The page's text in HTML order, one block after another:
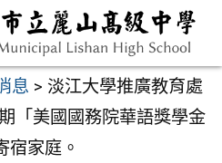
息 > 淡江大學推廣教育處
「美國國務院華語獎學金
宿家庭。